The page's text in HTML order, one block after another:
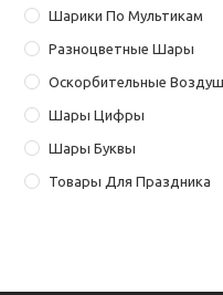
Шарики По Мультикам
Разноцветные Шары
Оскорбительные
Шары Цифры
Шары Буквы
Товары Для Праздника